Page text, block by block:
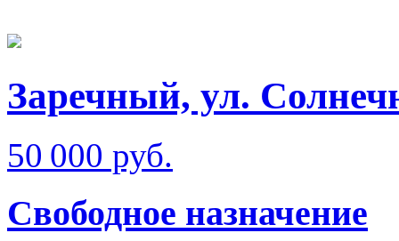
Заречный, ул.
50 000 руб.
Свободное назначение